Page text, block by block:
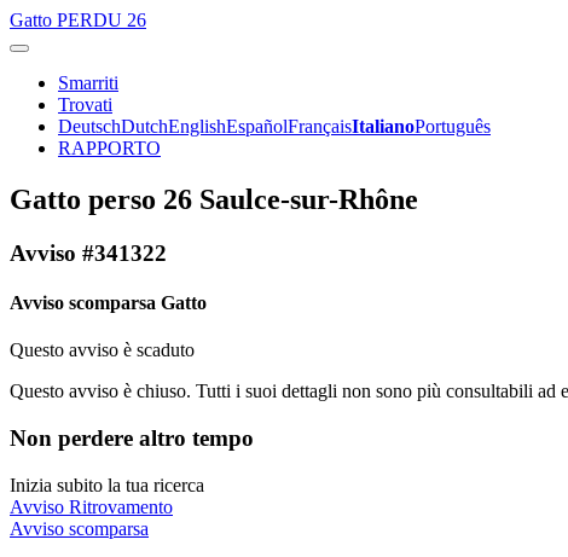
Gatto PERDU 26
Smarriti
Trovati
DeutschDutchEnglishEspañolFrançaisItalianoPortuguês
RAPPORTO
Gatto perso 26 Saulce-sur-Rhône
Avviso #341322
Avviso scomparsa Gatto
Questo avviso è scaduto
Questo avviso è chiuso. Tutti i suoi dettagli non sono più consultabili
Non perdere altro tempo
Inizia subito la tua ricerca
Avviso Ritrovamento
Avviso scomparsa